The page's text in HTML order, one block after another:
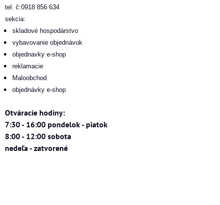
tel. č:0918 856 634
sekcia:
skladové hospodárstvo
vybavovanie objednávok
objednavky e-shop
reklamacie
Maloobchod
objednávky e-shop
Otváracie hodiny:
7:30 - 16:00 pondelok - piatok
8:00 - 12:00 sobota
nedeľa - zatvorené